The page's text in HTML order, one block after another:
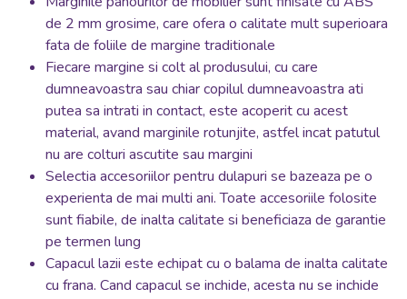
de 2 mm grosime, care ofera o calitate mult superioara
fata de foliile de margine traditionale
Fiecare margine si colt al produsului, cu care
dumneavoastra sau chiar copilul dumneavoastra ati
putea sa intrati in contact, este acoperit cu acest
material, avand marginile rotunjite, astfel incat patutul
nu are colturi ascutite sau margini
Selectia accesoriilor pentru dulapuri se bazeaza pe o
experienta de mai multi ani. Toate accesoriile folosite
sunt fiabile, de inalta calitate si beneficiaza de garantie
pe termen lung
Capacul lazii este echipat cu o balama de inalta calitate
cu frana. Cand capacul se inchide, acesta nu se inchide